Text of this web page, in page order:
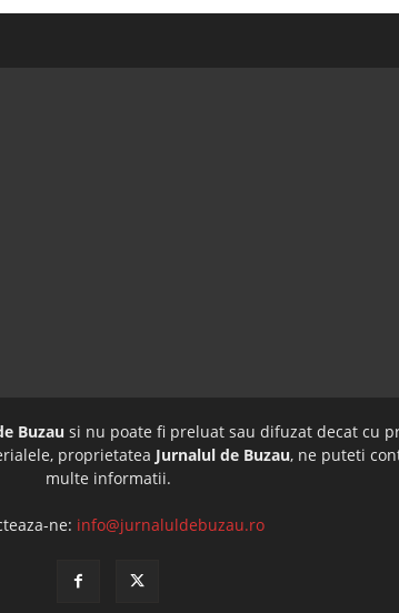
Buzau si nu poate fi preluat sau difuzat decat cu
proprietatea Jurnalul de Buzau, ne puteti
multe informatii.
ne: info@jurnaluldebuzau.ro